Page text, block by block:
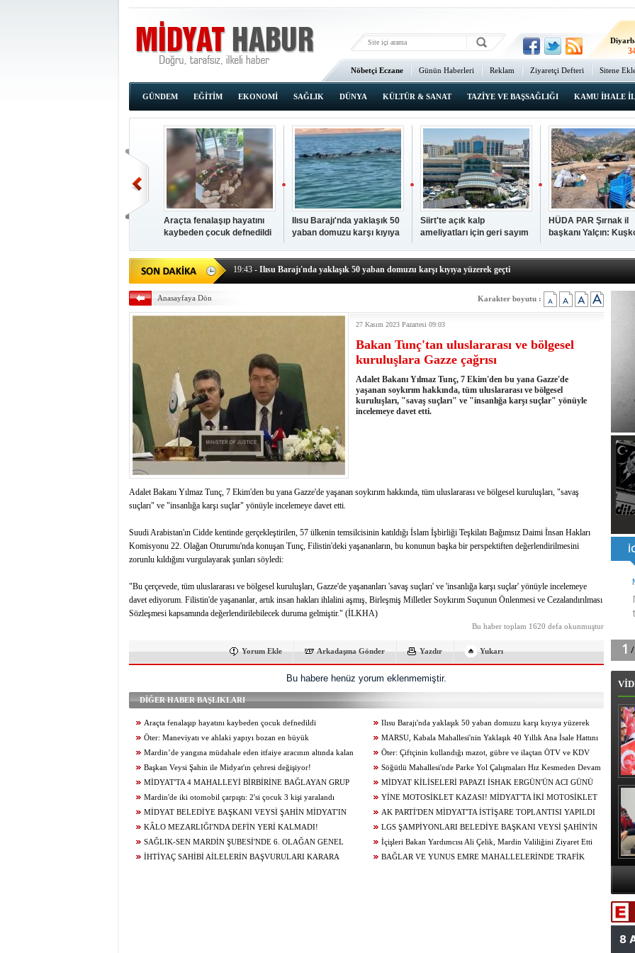
Nöbetçi Eczane Günün Haberleri Reklam Ziyaretçi Defteri
Sitene
Ana Sayfa
GÜNDEM
EĞİTİM EKONOMİ SAĞLIK DÜNYA KÜLTÜR & SANAT TAZİYE VE BAŞSAĞLIĞI KAMU İHALE
Araçta fenalaşıp hayatını
kaybeden çocuk defnedildi
Ilısu Barajı'nda yaklaşık 50
yaban domuzu karşı kıyıya
Siirt'te açık kalp
ameliyatları için geri sayım
HÜDA PAR Şırnak il
başkanı Yalçın:
dönmek istiyor
- OKUMAK İÇİN TIKLAYIN
19:43 - Ilısu Barajı'nda yaklaşık 50 yaban domuzu karşı kıyıya yüzerek geçti
19:42- Hacıoğlu: UMKE ekipleri bilgi, cesaret ve fedakârlıklarıyla hayat kurtarıyor
19:08- HÜDA PAR Şırnak il başkanı Yalçın: Kuşkonar Köyü sakinleri, köylerine dönmek
- Öter: Maneviyatı ve ahlaki yapıyı bozan en büyük olumsuzluklardan biri de sanal
- MARSU, Kabala Mahallesi'nin Yaklaşık 40 Yıllık Ana İsale Hattını Yeniliyor
18:14- VEFAT • Mehmet Ata Baştuğ
13:14- Mardin’de yangına müdahale eden itfaiye aracının altında kalan itfaiye eri öldü
13:13- Başkan Genç, Şırnak'ta dönel kavşak çağrısını yineledi
- Bakan Memişoğlu: 500 yataklı hastanemizi 2027'nin ikinci yarısında hizmete açacağız
- Bitlis'te bir kişinin hayatını kaybettiği husumet barışla son buldu
13:05- Öter: Çiftçinin kullandığı mazot, gübre ve ilaçtan ÖTV ve KDV alınmamalı
- Batman Üniversitesinin 2026 YKS kontenjanı 2 bin 737'ye yükseldi
Anasayfaya Dön Karakter boyutu :
27 Kasım 2023 Pazartesi 09:03
Bakan Tunç'tan uluslararası ve bölgesel
kuruluşlara Gazze çağrısı
Adalet Bakanı Yılmaz Tunç, 7 Ekim'den bu yana Gazze'de
yaşanan soykırım hakkında, tüm uluslararası ve bölgesel
kuruluşları, "savaş suçları" ve "insanlığa karşı suçlar" yönüyle
incelemeye davet etti.
Adalet Bakanı Yılmaz Tunç, 7 Ekim'den bu yana Gazze'de yaşanan soykırım hakkında, tüm uluslararası ve bölgesel kuruluşları, "savaş
suçları" ve "insanlığa karşı suçlar" yönüyle incelemeye davet etti.
Suudi Arabistan'ın Cidde kentinde gerçekleştirilen, 57 ülkenin temsilcisinin katıldığı İslam İşbirliği Teşkilatı Bağımsız Daimi İnsan Hakları
Komisyonu 22. Olağan Oturumu'nda konuşan Tunç, Filistin'deki yaşananların, bu konunun başka bir perspektiften değerlendirilmesini
zorunlu kıldığını vurgulayarak şunları söyledi:
"Bu çerçevede, tüm uluslararası ve bölgesel kuruluşları, Gazze'de yaşananları 'savaş suçları' ve 'insanlığa karşı suçlar' yönüyle incelemeye
davet ediyorum. Filistin'de yaşananlar, artık insan hakları ihlalini aşmış, Birleşmiş Milletler Soykırım Suçunun Önlenmesi ve Cezalandırılması
Sözleşmesi kapsamında değerlendirilebilecek duruma gelmiştir." (İLKHA)
Bu haber toplam 1620 defa okunmuştur
Yorum Ekle Arkadaşına Gönder Yazdır Yukarı
Bu habere henüz yorum eklenmemiştir.
DİĞER HABER BAŞLIKLARI
Araçta fenalaşıp hayatını kaybeden çocuk defnedildi
Ilısu Barajı'nda yaklaşık 50 yaban domuzu karşı kıyıya yüzerek
geçti
Öter: Maneviyatı ve ahlaki yapıyı bozan en büyük
olumsuzluklardan biri de sanal kumardır
MARSU, Kabala Mahallesi'nin Yaklaşık 40 Yıllık Ana İsale Hattını
Yeniliyor
Mardin’de yangına müdahale eden itfaiye aracının altında kalan
itfaiye eri öldü
Öter: Çiftçinin kullandığı mazot, gübre ve ilaçtan ÖTV ve KDV
alınmamalı
Başkan Veysi Şahin ile Midyat'ın çehresi değişiyor!
Söğütlü Mahallesi'nde Parke Yol Çalışmaları Hız Kesmeden Devam
Ediyor
MİDYAT'TA 4 MAHALLEYİ BİRBİRİNE BAĞLAYAN GRUP
YOLU YENİLENDİ
MİDYAT KİLİSELERİ PAPAZI İSHAK ERGÜN'ÜN ACI GÜNÜ
Mardin'de iki otomobil çarpıştı: 2'si çocuk 3 kişi yaralandı
YİNE MOTOSİKLET KAZASI! MİDYAT'TA İKİ MOTOSİKLET
ÇARPIŞTI: 1 YARALI
MİDYAT BELEDİYE BAŞKANI VEYSİ ŞAHİN MİDYAT'IN
GELECEĞİ İÇİN ÇALIŞIYOR...
AK PARTİ'DEN MİDYAT'TA İSTİŞARE TOPLANTISI YAPILDI
KÂLO MEZARLIĞI'NDA DEFİN YERİ KALMADI!
LGS ŞAMPİYONLARI BELEDİYE BAŞKANI VEYSİ ŞAHİN'İN
KONUĞU OLDU
SAĞLIK-SEN MARDİN ŞUBESİ'NDE 6. OLAĞAN GENEL
KURUL HEYECANI YAŞANIYOR!
İçişleri Bakan Yardımcısı Ali Çelik, Mardin Valiliğini Ziyaret Etti
İHTİYAÇ SAHİBİ AİLELERİN BAŞVURULARI KARARA
BAĞLAR VE YUNUS EMRE MAHALLELERİNDE TRAFİK